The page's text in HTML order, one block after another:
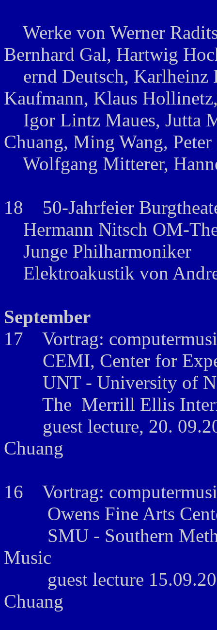
Werke von Werner
Bernhard Gal, Hartwig
ernd Deutsch, Karlheinz
Kaufmann, Klaus
Igor Lintz Maues, Jutta
Chuang, Ming Wang,
Wolfgang Mitterer,
18 50-Jahrfeier
Hermann Nitsch OM-
Junge Philharmoniker
Elektroakustik von
September
17 Vortrag:
CEMI, Center for
UNT - University of
The Merrill Ellis
guest lecture, 20.
Chuang
16 Vortrag:
Owens Fine Arts
SMU - Southern
Music
guest lecture
Chuang